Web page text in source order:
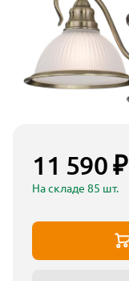
11 590 ₽
На складе 85 шт.